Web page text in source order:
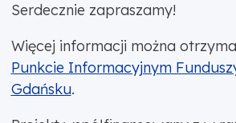
Serdecznie zapraszamy!
Więcej informacji można
Punkcie Informacyjnym
Gdańsku.